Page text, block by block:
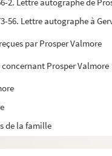
56. Lettre autographe à
par Prosper Valmore
Prosper Valmore
de la famille